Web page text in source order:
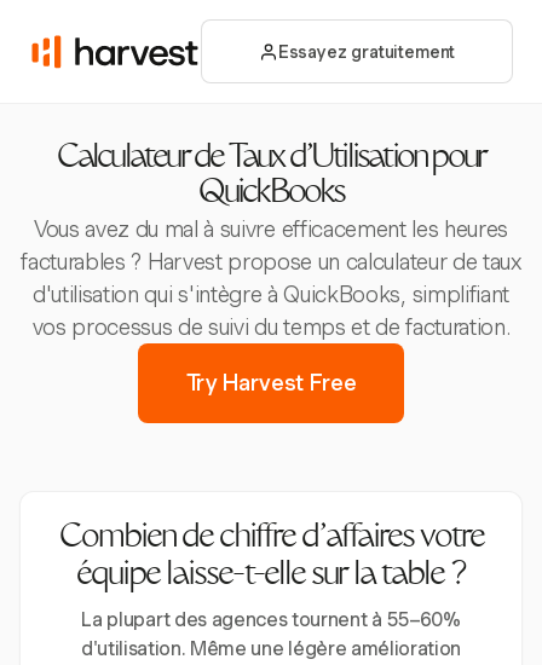
Essayez gratuitement
Calculateur de Taux d'Utilisation pour
QuickBooks
Vous avez du mal à suivre efficacement les heures
facturables ? Harvest propose un calculateur de taux
d'utilisation qui s'intègre à QuickBooks, simplifiant
vos processus de suivi du temps et de facturation.
Try Harvest Free
Combien de chiffre d'affaires votre
équipe laisse-t-elle sur la table ?
La plupart des agences tournent à 55–60%
d'utilisation. Même une légère amélioration